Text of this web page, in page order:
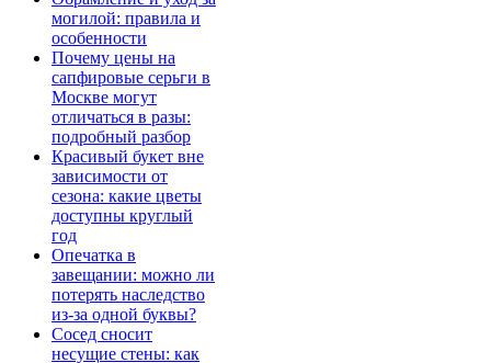
могилой: правила и
особенности
Почему цены на
сапфировые серьги в
Москве могут
отличаться в разы:
подробный разбор
Красивый букет вне
зависимости от
сезона: какие цветы
доступны круглый
год
Опечатка в
завещании: можно ли
потерять наследство
из-за одной буквы?
Сосед сносит
несущие стены: как